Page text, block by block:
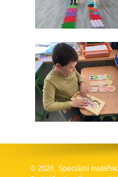
© 2026, Speciální